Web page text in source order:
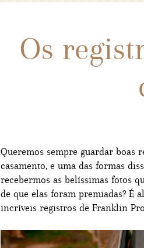
Os
Queremos sempre guardar boas
casamento, e uma das formas
recebermos as belíssimas fotos
de que elas foram premiadas? É
incríveis registros de Franklin